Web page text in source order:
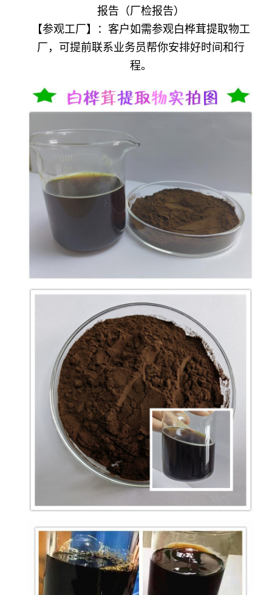
报告（厂检报告）
【参观工厂】：客户如需参观白桦茸提取物工
厂，可提前联系业务员帮你安排好时间和行
程。